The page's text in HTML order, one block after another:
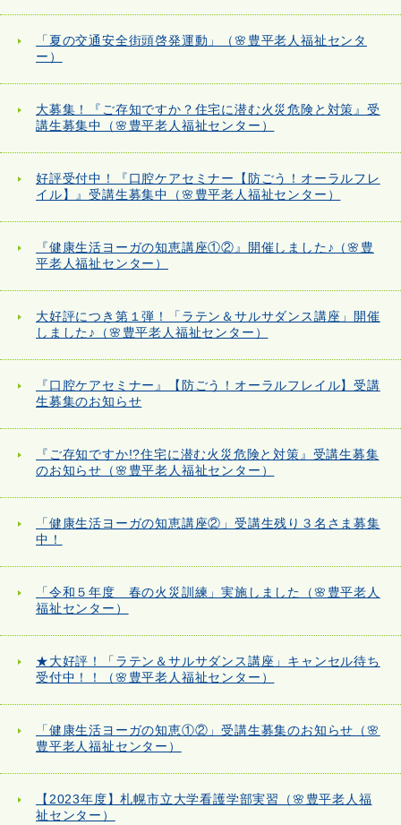
「夏の交通安全街頭啓発運動」（🌸豊平老人福祉センタ
ー）
大募集！『ご存知ですか？住宅に潜む火災危険と対策』受
講生募集中（🌸豊平老人福祉センター）
好評受付中！『口腔ケアセミナー【防ごう！オーラルフレ
イル】』受講生募集中（🌸豊平老人福祉センター）
『健康生活ヨーガの知恵講座①②』開催しました♪（🌸豊
平老人福祉センター）
大好評につき第１弾！「ラテン＆サルサダンス講座」開催
しました♪（🌸豊平老人福祉センター）
『口腔ケアセミナー』【防ごう！オーラルフレイル】受講
生募集のお知らせ
『ご存知ですか!?住宅に潜む火災危険と対策』受講生募集
のお知らせ（🌸豊平老人福祉センター）
「健康生活ヨーガの知恵講座②」受講生残り３名さま募集
中！
「令和５年度 春の火災訓練」実施しました（🌸豊平老人
福祉センター）
★大好評！「ラテン＆サルサダンス講座」キャンセル待ち
受付中！！（🌸豊平老人福祉センター）
「健康生活ヨーガの知恵①②」受講生募集のお知らせ（🌸
豊平老人福祉センター）
【2023年度】札幌市立大学看護学部実習（🌸豊平老人福
祉センター）